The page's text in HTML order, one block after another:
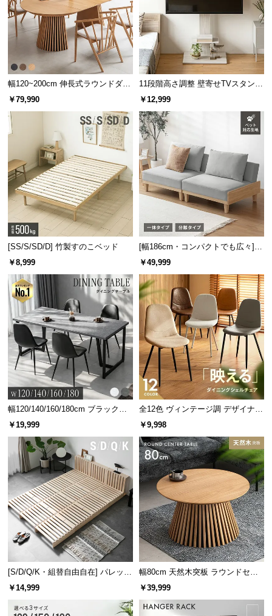
情
報
幅120~200cm 伸長式ラウンドダイ
ニングテーブル 6人掛け 天然木突
￥79,990
11段階高さ調整 壁寄せTVスタンド
キャスター付き 上下左右角度調節
￥12,999
[SS/S/SD/D] 竹製すのこベッド
￥8,999
[幅186cm・コンパクトでも広々] 3
人掛けソファベッド リクライニン
グ 天然木フレーム 北欧
￥49,999
幅120/140/160/180cm ブラックフ
レーム ダイニング 大理石調 4人掛
￥19,999
全12色 ヴィンテージ調 デザイナー
ズシェルチェア
￥9,998
[S/D/Q/K・組替自由自在] パレット
ベッド 8/12/16枚セット
￥14,999
幅80cm 天然木突板 ラウンドセン
ターテーブル 美しい格子デザイン
￥39,999